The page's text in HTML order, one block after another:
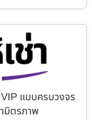
แบบครบวงจร
มิตรภาพ